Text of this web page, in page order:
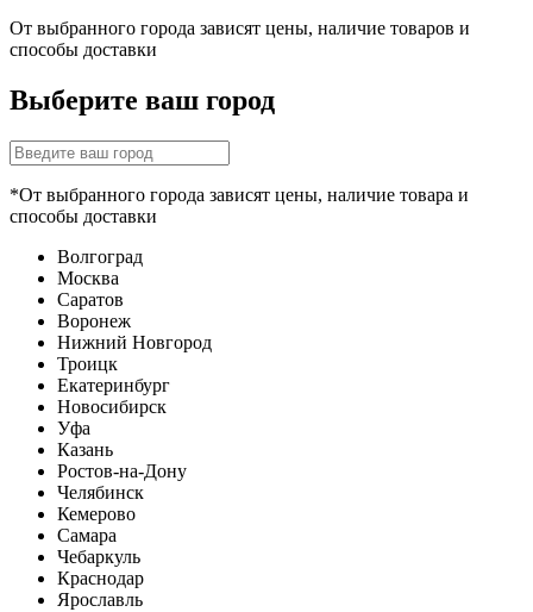
От выбранного города зависят цены, наличие товаров и
способы доставки
Выберите ваш город
*От выбранного города зависят цены, наличие товара и
способы доставки
Волгоград
Москва
Саратов
Воронеж
Нижний Новгород
Троицк
Екатеринбург
Новосибирск
Уфа
Казань
Ростов-на-Дону
Челябинск
Кемерово
Самара
Чебаркуль
Краснодар
Ярославль